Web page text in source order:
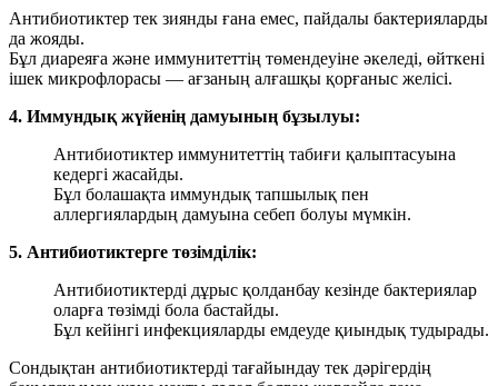
Антибиотиктер тек зиянды ғана емес, пайдалы бактерияларды
да жояды.
Бұл диареяға және иммунитеттің төмендеуіне әкеледі, өйткені
ішек микрофлорасы — ағзаның алғашқы қорғаныс желісі.
4. Иммундық жүйенің дамуының бұзылуы:
Антибиотиктер иммунитеттің табиғи қалыптасуына
кедергі жасайды.
Бұл болашақта иммундық тапшылық пен
аллергиялардың дамуына себеп болуы мүмкін.
5. Антибиотиктерге төзімділік:
Антибиотиктерді дұрыс қолданбау кезінде бактериялар
оларға төзімді бола бастайды.
Бұл кейінгі инфекцияларды емдеуде қиындық тудырады.
Сондықтан антибиотиктерді тағайындау тек дәрігердің